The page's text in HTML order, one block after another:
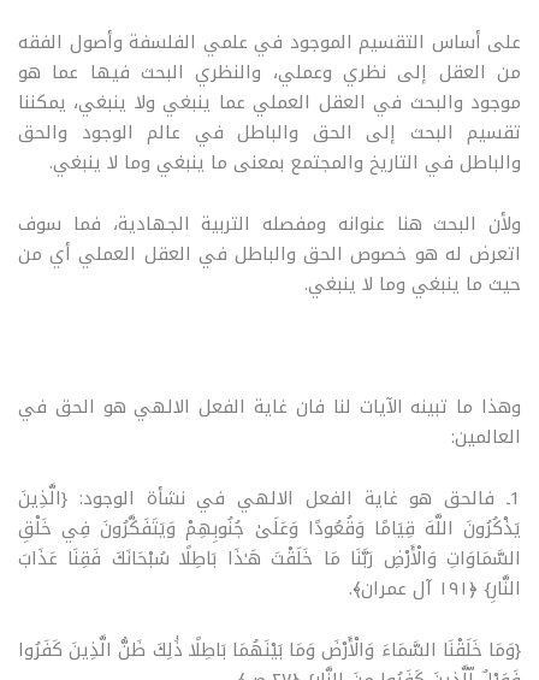
على أساس التقسيم الموجود في علمي الفلسفة وأصول الفقه
من العقل إلى نظري وعملي، والنظري البحث فيها عما هو
موجود والبحث في العقل العملي عما ينبغي ولا ينبغي، يمكننا
تقسيم البحث إلى الحق والباطل في عالم الوجود والحق
والباطل في التاريخ والمجتمع بمعنى ما ينبغي وما لا ينبغي.
ولأن البحث هنا عنوانه ومفصله التربية الجهادية، فما سوف
اتعرض له هو خصوص الحق والباطل في العقل العملي أي من
حيث ما ينبغي وما لا ينبغي.
وهذا ما تبينه الآيات لنا فان غاية الفعل الالهي هو الحق في
العالمين:
1ـ فالحق هو غاية الفعل الالهي في نشأة الوجود: {الَّذِينَ
يَذْكُرُونَ اللَّهَ قِيَامًا وَقُعُودًا وَعَلَىٰ جُنُوبِهِمْ وَيَتَفَكَّرُونَ فِي خَلْقِ
السَّمَاوَاتِ وَالْأَرْضِ رَبَّنَا مَا خَلَقْتَ هَـٰذَا بَاطِلًا سُبْحَانَكَ فَقِنَا عَذَابَ
النَّارِ} ﴿١٩١ آل عمران﴾.
{وَمَا خَلَقْنَا السَّمَاءَ وَالْأَرْضَ وَمَا بَيْنَهُمَا بَاطِلًا ذَٰلِكَ ظَنُّ الَّذِينَ كَفَرُوا